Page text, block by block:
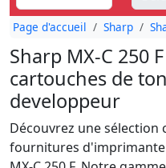
Page d'accueil Sharp
Sharp MX-C 250 F
cartouches de
developpeur
Découvrez une sélection
fournitures